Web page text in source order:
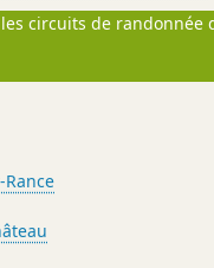
circuits de randonnée